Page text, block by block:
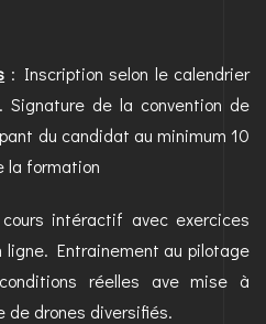
: Inscription selon le calendrier
de la convention de
du candidat au minimum 10
la formation
intéractif avec exercices
ligne. Entrainement au pilotage
réelles ave mise à
de drones diversifiés.